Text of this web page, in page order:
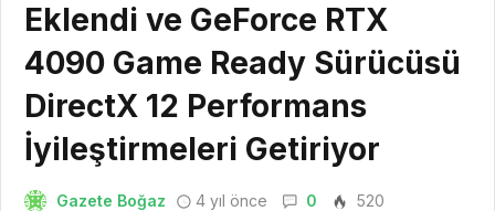
Eklendi ve GeForce RTX
4090 Game Ready Sürücüsü
DirectX 12 Performans
İyileştirmeleri Getiriyor
Gazete Boğaz 4 yıl önce 0
520